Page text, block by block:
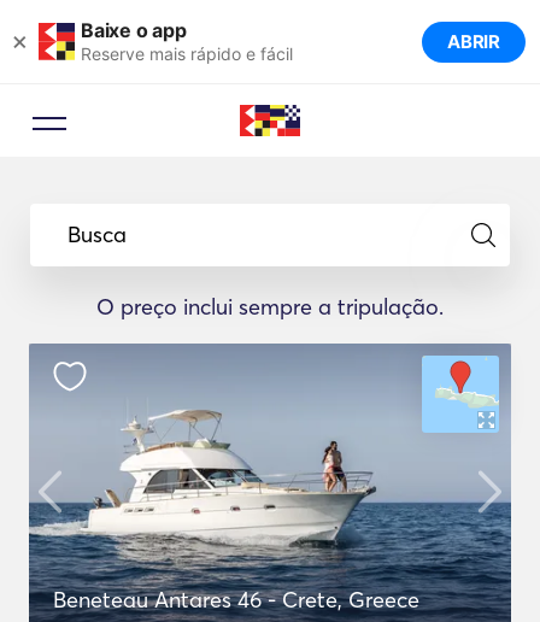
× Baixe o app
Reserve mais rápido e fácil ABRIR
Busca
O preço inclui sempre a tripulação.
Beneteau Antares 46 - Crete, Greece